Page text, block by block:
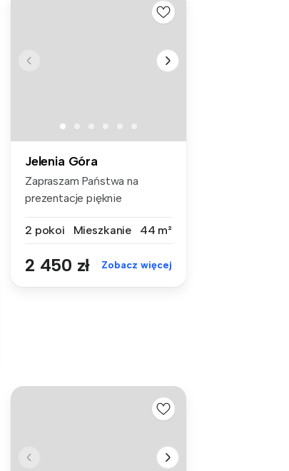
Jelenia Góra
Zapraszam Państwa na
prezentacje pięknie
2 pokoi
Mieszkanie 44 m²
2 450 zł Zobacz więcej